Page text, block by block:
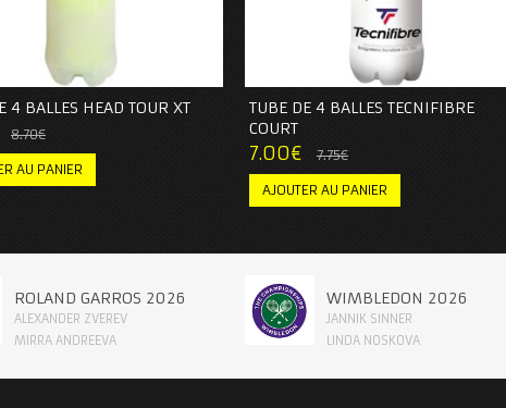
4 BALLES HEAD TOUR XT
8.70€
AU PANIER
TUBE DE 4 BALLES TECNIFIBRE
COURT
7.75€
7.00€
AJOUTER AU PANIER
ROLAND GARROS 2026
ALEXANDER ZVEREV
MIRRA ANDREEVA
WIMBLEDON 2026
JANNIK SINNER
LINDA NOSKOVA